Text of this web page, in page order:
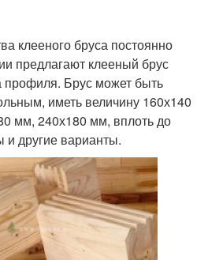
клееного бруса постоянно
предлагают клееный брус
профиля. Брус может быть
иметь величину 160х140
мм, 240х180 мм, вплоть до
другие варианты.